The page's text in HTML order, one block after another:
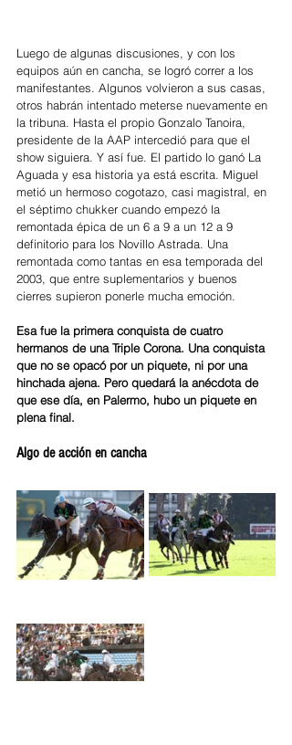
Luego de algunas discusiones, y con los
equipos aún en cancha, se logró correr a los
manifestantes. Algunos volvieron a sus casas,
otros habrán intentado meterse nuevamente en
la tribuna. Hasta el propio Gonzalo Tanoira,
presidente de la AAP intercedió para que el
show siguiera. Y así fue. El partido lo ganó La
Aguada y esa historia ya está escrita. Miguel
metió un hermoso cogotazo, casi magistral, en
el séptimo chukker cuando empezó la
remontada épica de un 6 a 9 a un 12 a 9
definitorio para los Novillo Astrada. Una
remontada como tantas en esa temporada del
2003, que entre suplementarios y buenos
cierres supieron ponerle mucha emoción.
Esa fue la primera conquista de cuatro
hermanos de una Triple Corona. Una conquista
que no se opacó por un piquete, ni por una
hinchada ajena. Pero quedará la anécdota de
que ese día, en Palermo, hubo un piquete en
plena final.
Algo de acción en cancha